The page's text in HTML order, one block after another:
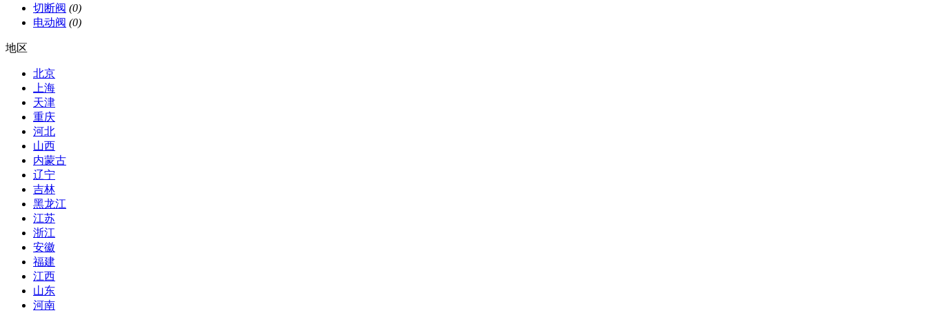
切断阀 (0)
电动阀 (0)
地区
北京
上海
天津
重庆
河北
山西
内蒙古
辽宁
吉林
黑龙江
江苏
浙江
安徽
福建
江西
山东
河南